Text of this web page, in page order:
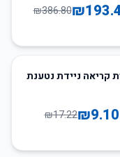
₪
₪386.80
קריאה ניידת נטענת
₪9.10
₪17.22